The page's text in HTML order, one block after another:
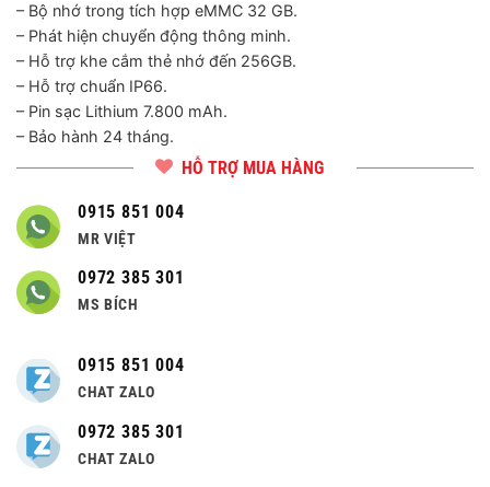
– Bộ nhớ trong tích hợp eMMC 32 GB.
– Phát hiện chuyển động thông minh.
– Hỗ trợ khe cắm thẻ nhớ đến 256GB.
– Hỗ trợ chuẩn IP66.
– Pin sạc Lithium 7.800 mAh.
– Bảo hành 24 tháng.
HỖ TRỢ MUA HÀNG
0915 851 004
MR VIỆT
0972 385 301
MS BÍCH
0915 851 004
CHAT ZALO
0972 385 301
CHAT ZALO